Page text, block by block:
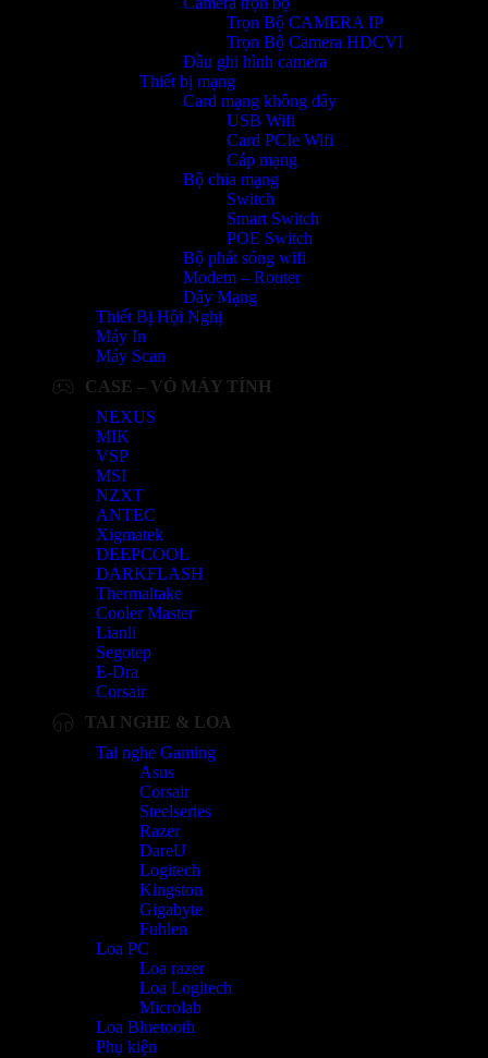
Trọn Bộ CAMERA IP
Trọn Bộ Camera HDCVI
Đầu ghi hình camera
Thiết bị mạng
Card mạng không dây
USB Wifi
Card PCIe Wifi
Cáp mạng
Bộ chia mạng
Switch
Smart Switch
POE Switch
Bộ phát sóng wifi
Modem – Router
Dây Mạng
Thiết Bị Hội Nghị
Máy In
Máy Scan
CASE – VỎ MÁY TÍNH
NEXUS
MIK
VSP
MSI
NZXT
ANTEC
Xigmatek
DEEPCOOL
DARKFLASH
Thermaltake
Cooler Master
Lianli
Segotep
E-Dra
Corsair
TAI NGHE & LOA
Tai nghe Gaming
Asus
Corsair
Steelseries
Razer
DareU
Logitech
Kingston
Gigabyte
Fuhlen
Loa PC
Loa razer
Loa Logitech
Microlab
Loa Bluetooth
Phụ kiện